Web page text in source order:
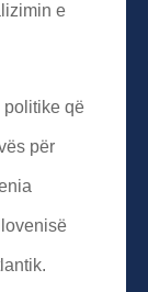
e
politike që
për